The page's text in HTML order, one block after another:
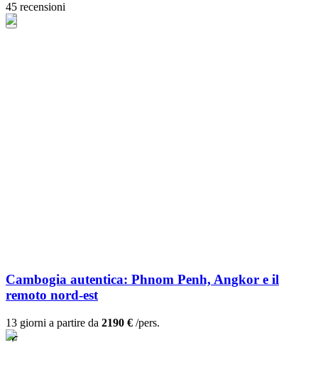
45 recensioni
Cambogia autentica: Phnom Penh, Angkor e il
remoto nord-est
13 giorni a partire da 2190 € /pers.